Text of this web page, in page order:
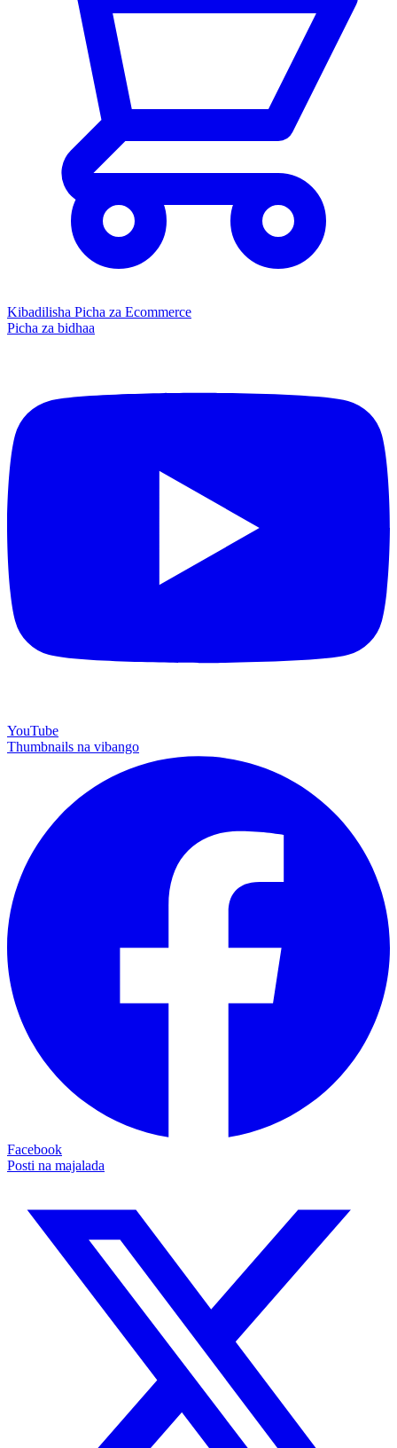
Kibadilisha Picha za Ecommerce
Picha za bidhaa
YouTube
Thumbnails na vibango
Facebook
Posti na majalada